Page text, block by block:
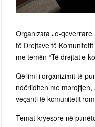
Organizata Jo-qeveritare
të Drejtave të
me temën “Të drejtat e
Qëllimi i organizimit të
ndërlidhen me
veçanti të komunitetit
Temat kryesore në